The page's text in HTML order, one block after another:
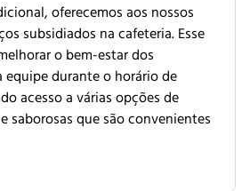
oferecemos aos nossos
subsidiados na cafeteria. Esse
o bem-estar dos
equipe durante o horário de
acesso a várias opções de
saborosas que são convenientes